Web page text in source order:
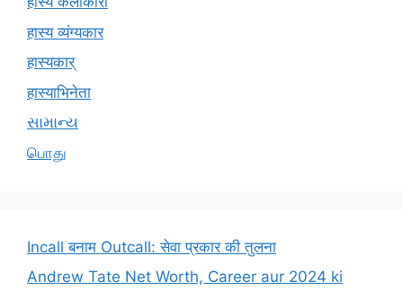
हास्य व्यंग्यकार
हास्यकार्
हास्याभिनेता
સામાન્ય
பொது
Incall बनाम Outcall: सेवा प्रकार की तुलना
Andrew Tate Net Worth, Career aur 2024 ki